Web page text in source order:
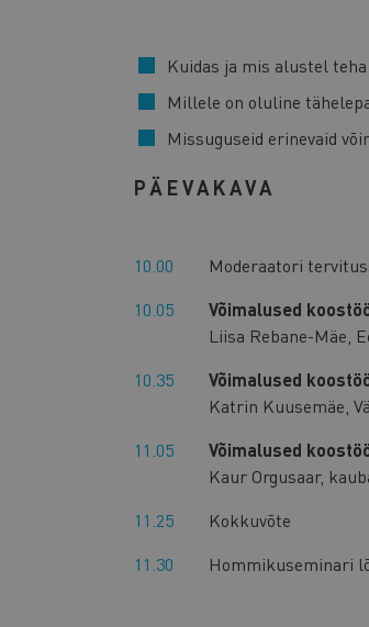
Kuidas ja mis alustel
Millele on oluline
Missuguseid erinevaid
PÄEVAKAVA
10.00
Moderaatori
10.05
Võimalused
Liisa Rebane-Mäe,
10.35
Võimalused
Katrin Kuusemäe,
11.05
Võimalused
Kaur Orgusaar,
11.25
Kokkuvõte
11.30
Hommikuseminari